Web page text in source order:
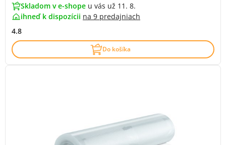
Skladom v e-shope u vás už 11. 8.
ihneď k dispozícii na 9 predajniach
4.8
Do košíka